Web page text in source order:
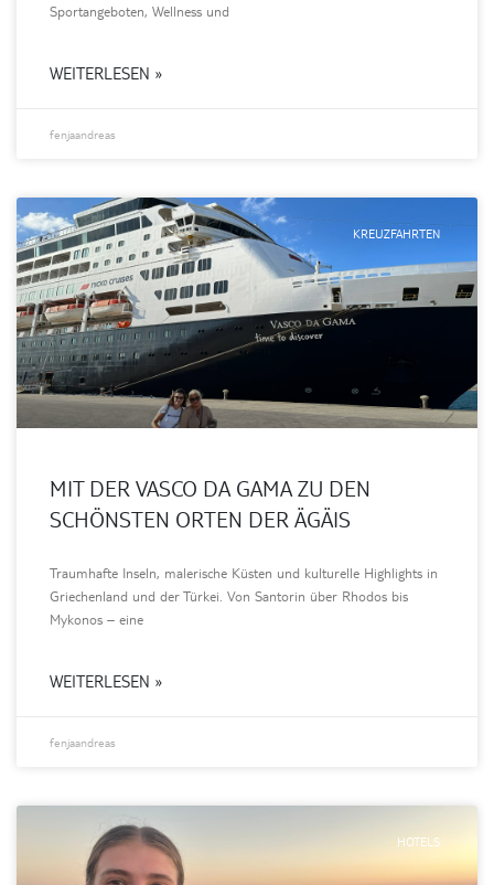
Sportangeboten, Wellness und
WEITERLESEN »
fenjaandreas
KREUZFAHRTEN
MIT DER VASCO DA GAMA ZU DEN
SCHÖNSTEN ORTEN DER ÄGÄIS
Traumhafte Inseln, malerische Küsten und kulturelle Highlights in
Griechenland und der Türkei. Von Santorin über Rhodos bis
Mykonos – eine
WEITERLESEN »
fenjaandreas
HOTELS